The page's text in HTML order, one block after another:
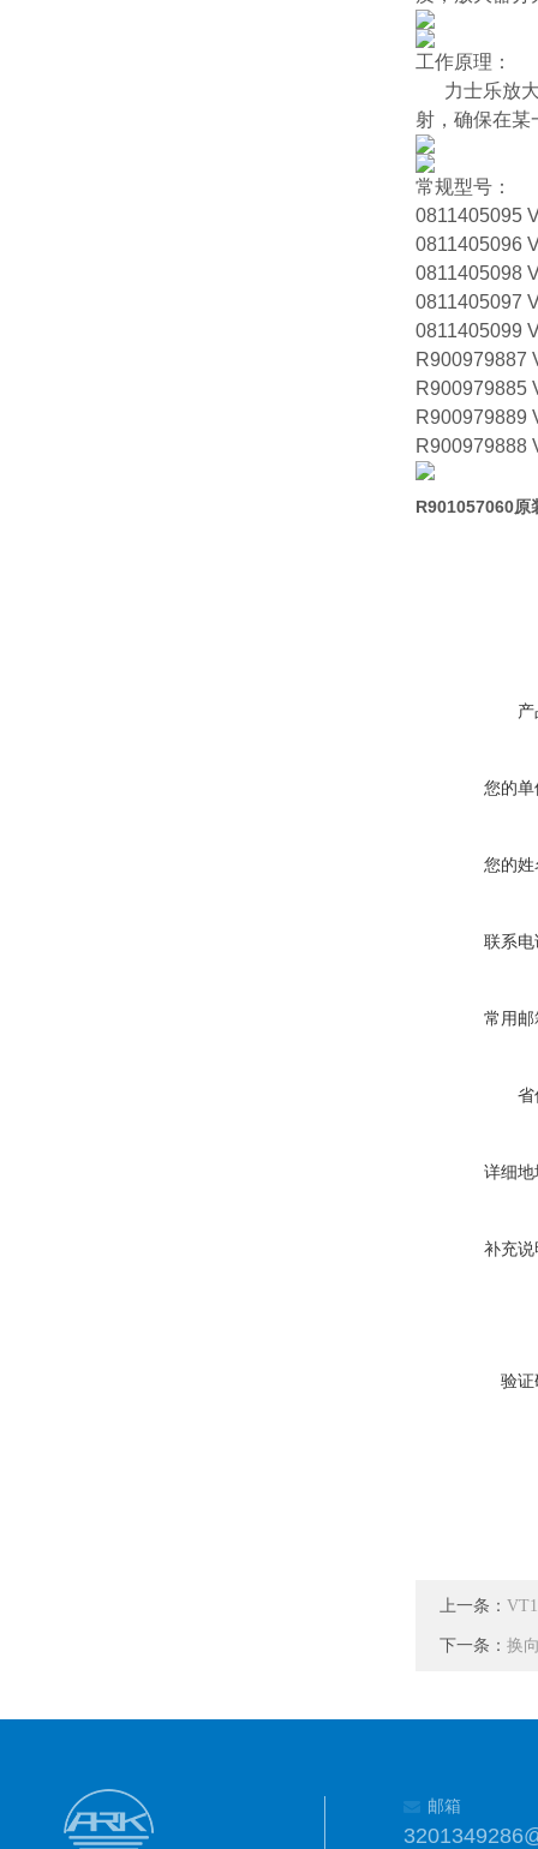
工作原理：
力士乐放大
射，确保在某
常规型号：
0811405095
0811405096
0811405098
0811405097
0811405099
R900979887
R900979885
R900979889
R900979888
R901057060原
您的
您的
联系
常用
省
详细
补充
验
上一条：
下一条：换
邮箱